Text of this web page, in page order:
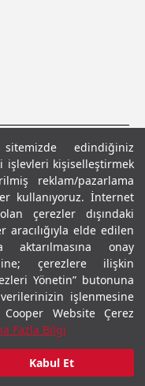
edindiğiniz
işlevleri kişiselleştirmek
reklam/pazarlama
kullanıyoruz. İnternet
çerezler dışındaki
aracılığıyla elde edilen
onay
çerezlere ilişkin
Yönetin” butonuna
işlenmesine
Website Çerez
Fazla Bilgi
Kabul Et
MetniŞartlar ve Koşullar
Saklıdır.